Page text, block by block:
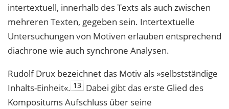
intertextuell, innerhalb des Texts als auch zwischen
mehreren Texten, gegeben sein. Intertextuelle
Untersuchungen von Motiven erlauben entsprechend
diachrone wie auch synchrone Analysen.
Rudolf Drux bezeichnet das Motiv als »selbstständige
Inhalts-Einheit«. 13 Dabei gibt das erste Glied des
Kompositums Aufschluss über seine